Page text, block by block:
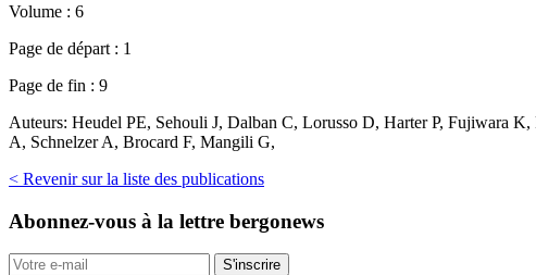
Volume : 6
Page de départ : 1
Page de fin : 9
Auteurs: Heudel PE, Sehouli J, Dalban C, Lorusso D, Harter P, Fujiwara
A, Schnelzer A, Brocard F, Mangili G,
< Revenir sur la liste des publications
Abonnez-vous à la lettre bergonews
S'inscrire